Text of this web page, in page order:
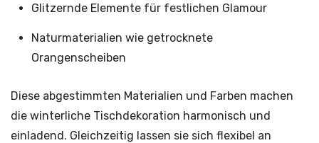
Glitzernde Elemente für festlichen Glamour
Naturmaterialien wie getrocknete
Orangenscheiben
Diese abgestimmten Materialien und Farben machen
die winterliche Tischdekoration harmonisch und
einladend. Gleichzeitig lassen sie sich flexibel an